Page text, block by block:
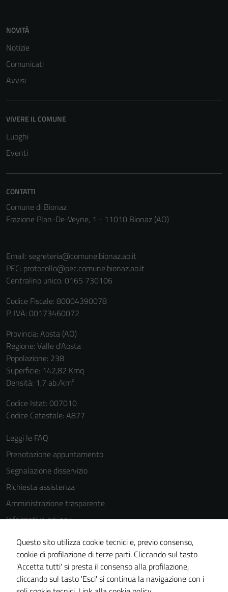
NOVITÀ
Notizie
Comunicati
Avvisi
VIVERE IL COMUNE
Luoghi
Eventi
CONTATTI
Comune di Bionaz
Frazione Plan-De-Veyne, 1 - 11010 Bionaz (AO)
Email: segreteria@comune.bionaz.ao.it
PEC: protocollo@pec.comune.bionaz.ao.it
Centralino unico: 0165 730106
Codice Fiscale: 80004390078
P. IVA: 00173460072
Provincia: Aosta (AO)
Regione: Valle d'Aosta
Popolazione: 238
Superficie: 142,82 Kmq
Densità: 1,7 ab./km²
Codice Istat: 007010
Codice Catastale: A877
Leggi le FAQ
Prenotazione appuntamento
Segnalazione disservizio
Richiesta assistenza
Amministrazione trasparente
Informativa privacy
Cookie Policy
Note legali
Dichiarazione di accessibilità
Piano di miglioramento del sito
Questo sito utilizza cookie tecnici e, previo consenso,
cookie di profilazione di terze parti. Cliccando sul tasto
'Accetta tutti' si presta il consenso alla profilazione,
cliccando sul tasto 'Esci' si continua la navigazione con i